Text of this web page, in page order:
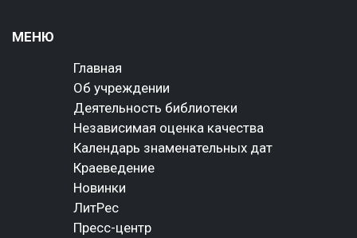
МЕНЮ
Главная
Об учреждении
Деятельность библиотеки
Независимая оценка качества
Календарь знаменательных дат
Краеведение
Новинки
ЛитРес
Пресс-центр